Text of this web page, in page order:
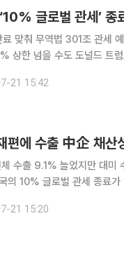
맞춰 무역법 301조 관세
상한 넘을 수도 도널드 트
21 15:42
편에 수출 中企 채
수출 9.1% 늘었지만 대미
지 생산과 공급망 전환 여
21 15:20